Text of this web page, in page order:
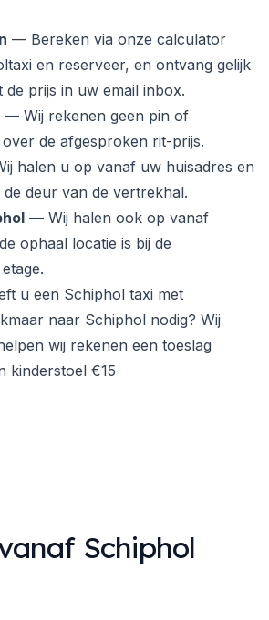
— Bereken via onze calculator
en reserveer, en ontvang gelijk
de prijs in uw email inbox.
— Wij rekenen geen pin of
de afgesproken rit-prijs.
halen u op vanaf uw huisadres en
deur van de vertrekhal.
— Wij halen ook op vanaf
ophaal locatie is bij de
u een Schiphol taxi met
naar Schiphol nodig? Wij
wij rekenen een toeslag
kinderstoel €15
Schiphol